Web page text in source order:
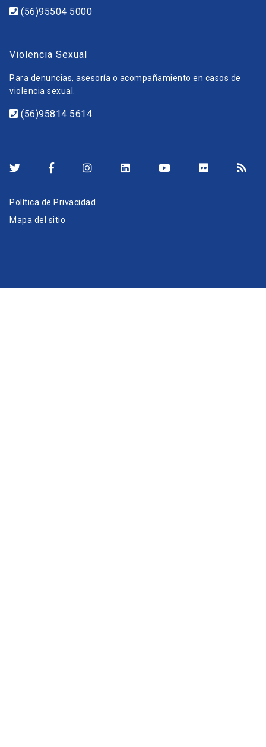
(56)95504 5000
Violencia Sexual
Para denuncias, asesoría o acompañamiento en casos de
violencia sexual.
(56)95814 5614
Política de Privacidad
Mapa del sitio